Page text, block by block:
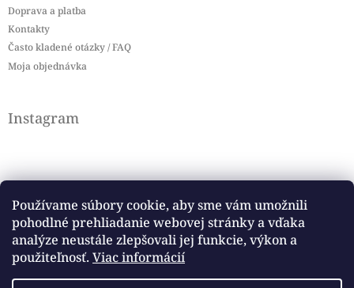
Používame súbory cookie, aby sme vám umožnili
pohodlné prehliadanie webovej stránky a vďaka
analýze neustále zlepšovali jej funkcie, výkon a
použiteľnosť. Viac informácií
Doprava a platba
Kontakty
Často kladené otázky / FAQ
Moja objednávka
Instagram
Sledovať na Instagrame
Facebook